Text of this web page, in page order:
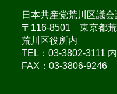
日本共産党荒川区議
〒116-8501 東京都
荒川区役所内
TEL：03-3802-3111
FAX：03-3806-9246